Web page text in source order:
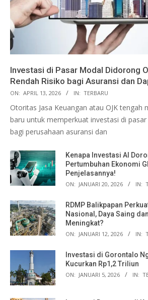
Investasi di Pasar Modal Didorong
Rendah Risiko bagi Asuransi dan
ON: APRIL 13, 2026 IN: TERBARU
Otoritas Jasa Keuangan atau OJK tengah
baru untuk memperkuat investasi di
bagi perusahaan asuransi dan
Kenapa Investasi AI
Pertumbuhan Ekonomi
Penjelasannya!
ON: JANUARI 20, 2026 IN:
RDMP Balikpapan
Nasional, Daya Saing
Meningkat?
ON: JANUARI 12, 2026 IN:
Investasi di Gorontalo
Kucurkan Rp1,2 Triliun
ON: JANUARI 5, 2026 IN: